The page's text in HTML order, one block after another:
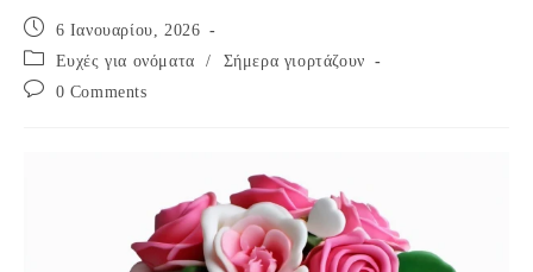
Post
published:
6 Ιανουαρίου, 2026
Post
category:
Ευχές για ονόματα /
Σήμερα γιορτάζουν
Post
0 Comments